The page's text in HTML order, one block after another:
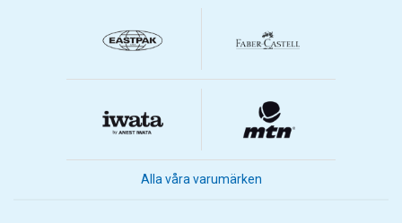
Alla våra varumärken